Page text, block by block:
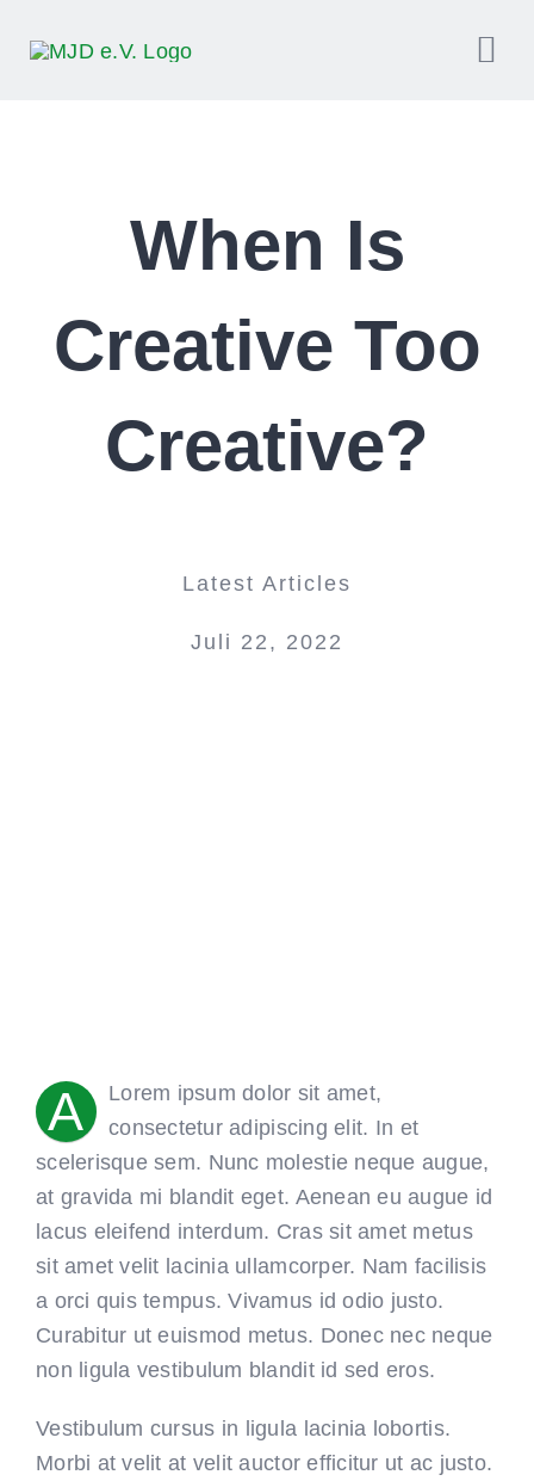
Inhalt
Projekte
When Is
Creative Too
Creative?
Latest Articles
Juli 22, 2022
A
Lorem ipsum dolor sit amet,
consectetur adipiscing elit. In et
scelerisque sem. Nunc molestie neque augue,
at gravida mi blandit eget. Aenean eu augue id
lacus eleifend interdum. Cras sit amet metus
sit amet velit lacinia ullamcorper. Nam facilisis
a orci quis tempus. Vivamus id odio justo.
Curabitur ut euismod metus. Donec nec neque
non ligula vestibulum blandit id sed eros.
Vestibulum cursus in ligula lacinia lobortis.
Morbi at velit at velit auctor efficitur ut ac justo.